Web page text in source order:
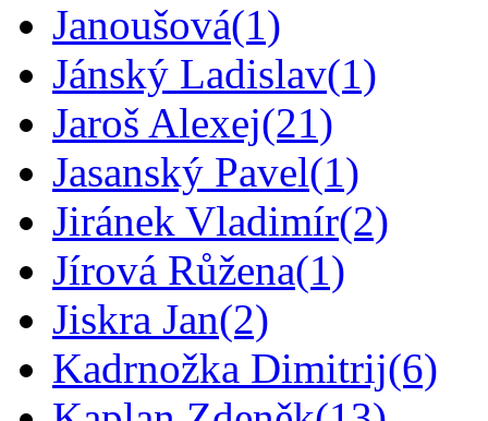
Janoušová(1)
Jánský Ladislav(1)
Jaroš Alexej(21)
Jasanský Pavel(1)
Jiránek Vladimír(2)
Jírová Růžena(1)
Jiskra Jan(2)
Kadrnožka Dimitrij(6)